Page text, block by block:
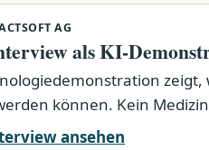
AG
als KI-
können. Kein
ansehen